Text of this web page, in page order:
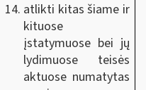
atlikti kitas šiame ir
kituose
įstatymuose bei jų
lydimuose teisės
aktuose numatytas